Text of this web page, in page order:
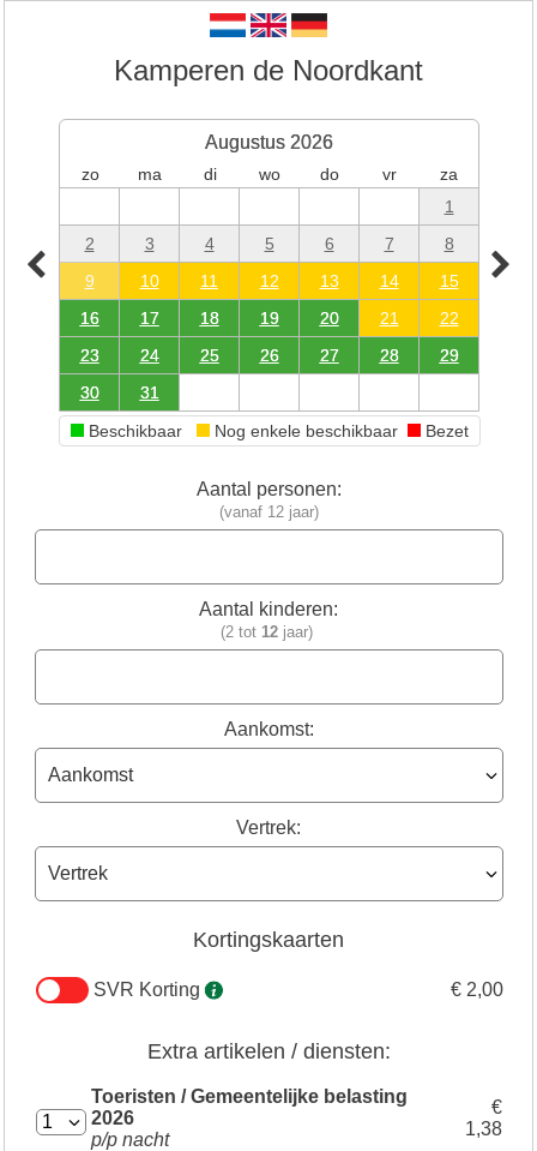
Kamperen de Noordkant
Augustus 2026
zo ma di wo do vr
za
1
2
3 4 5 6 7
8
9
10 11 12 13 14
15
16
17 18 19 20 21
22
23
24 25 26 27 28
29
30
31
Beschikbaar
Nog enkele beschikbaar Bezet
Aantal personen:
(vanaf 12 jaar)
Aantal kinderen:
(2 tot 12jaar)
Aankomst:
Vertrek:
Kortingskaarten
SVR Korting € 2,00
Extra artikelen / diensten:
Toeristen / Gemeentelijke belasting
2026
p/p nacht
€
1,38